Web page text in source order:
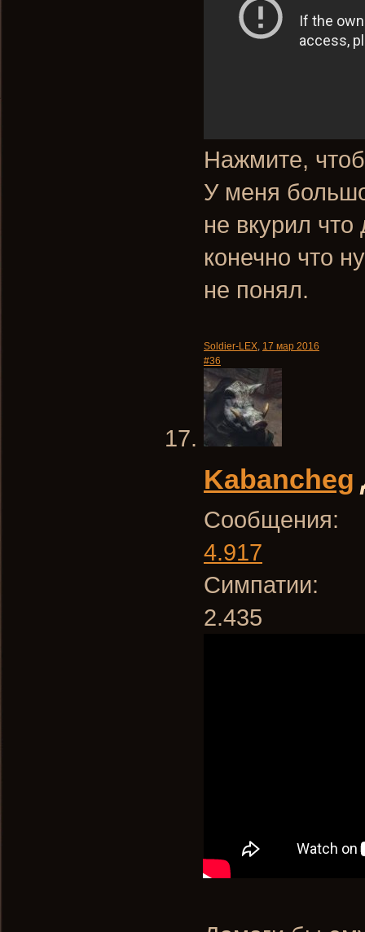
Нажмите,
У меня
не вкурил
конечно что
не понял.
Soldier-LEX, 17 мар 2016
#36
Kabancheg
Сообщения:
4.917
Симпатии:
2.435